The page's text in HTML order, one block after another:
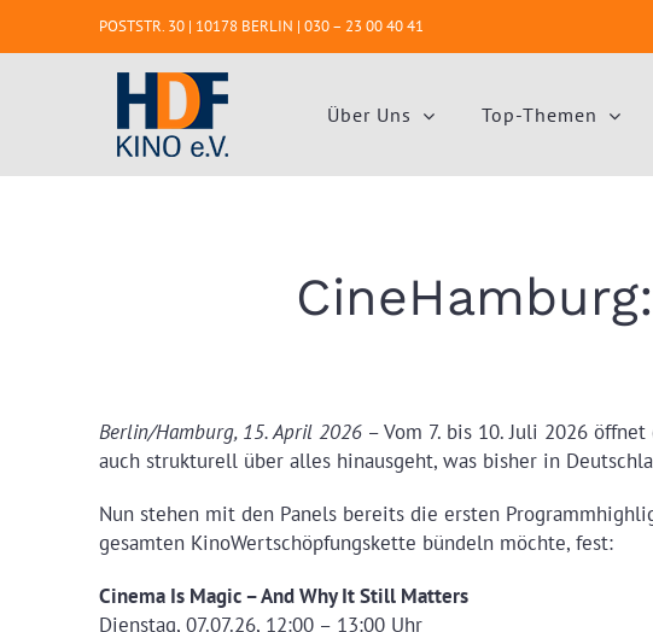
POSTSTR. 30 | 10178 BERLIN | 030 – 23 00 40 41
Über Uns Top-Themen
Berlin/Hamburg, 15. April 2026– Vom 7. bis 10. Juli 2026
auch strukturell über alles hinausgeht, was bisher in
Nun stehen mit den Panels bereits die ersten
gesamten KinoWertschöpfungskette bündeln möchte, fest:
Cinema Is Magic – And Why It Still Matters
Dienstag, 07.07.26, 12:00 – 13:00 Uhr